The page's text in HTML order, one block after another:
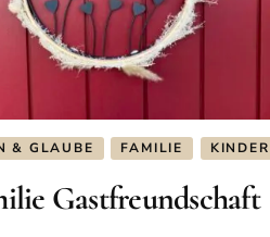
& GLAUBE FAMILIE KINDER
Gastfreundschaft